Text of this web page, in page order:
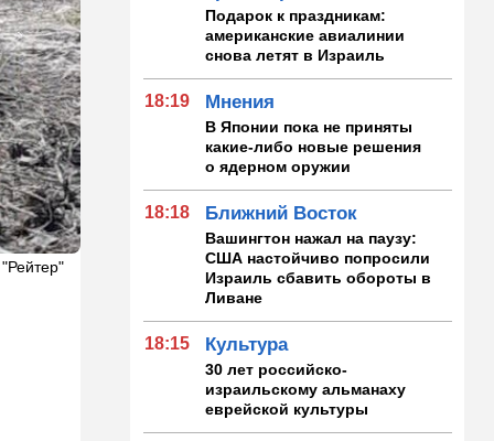
Подарок к праздникам:
американские авиалинии
снова летят в Израиль
18:19 Мнения
В Японии пока не приняты
какие-либо новые решения
о ядерном оружии
18:18 Ближний Восток
Вашингтон нажал на паузу:
США настойчиво попросили
Израиль сбавить обороты в
Ливане
18:15 Культура
30 лет российско-
израильскому альманаху
еврейской культуры